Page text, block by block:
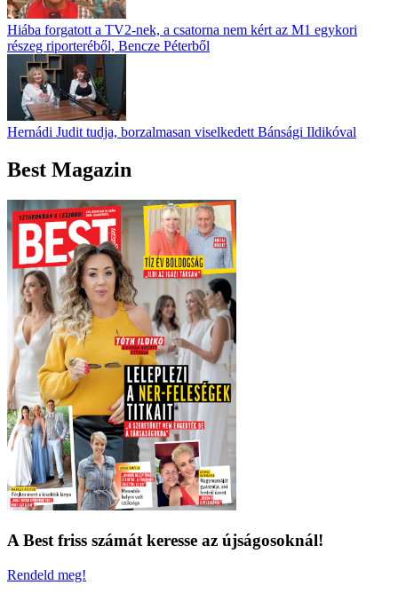
Hiába forgatott a TV2-nek, a csatorna nem kért az M1 egykori
részeg riporteréből, Bencze Péterből
Hernádi Judit tudja, borzalmasan viselkedett Bánsági Ildikóval
Best Magazin
A Best friss számát keresse az újságosoknál!
Rendeld meg!